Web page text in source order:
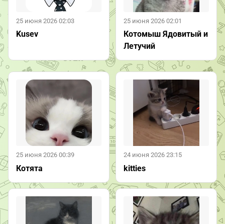
25 июня 2026 02:03
Kusev
25 июня 2026 02:01
Котомыш Ядовитый и
Летучий
25 июня 2026 00:39
Котята
24 июня 2026 23:15
kitties